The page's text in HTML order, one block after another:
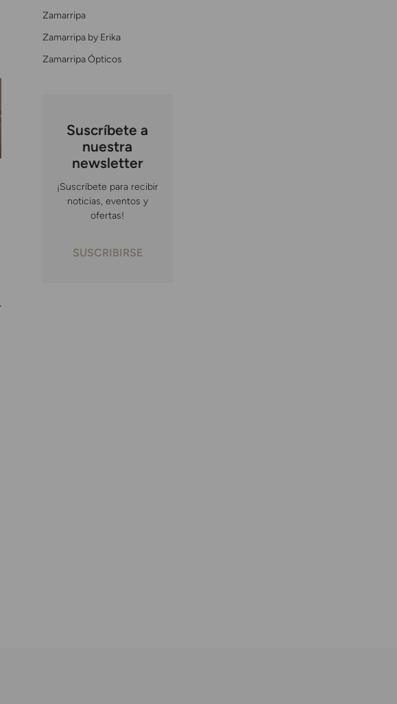
Zamarripa
Zamarripa by Erika
Zamarripa Ópticos
Suscríbete a
nuestra
newsletter
¡Suscríbete para recibir
noticias, eventos y
ofertas!
SUSCRIBIRSE